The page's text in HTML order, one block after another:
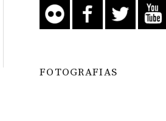
FOTOGRAFIAS